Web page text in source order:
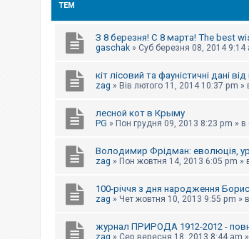
ТЕМ
З 8 березня! С 8 марта! The best
gaschak » Суб березня 08, 2014 9:14
кіт лісовий та фауністичні дані
zag » Вів лютого 11, 2014 10:37 pm »
лесной кот в Крыму
PG » Пон грудня 09, 2013 8:23 pm » в
Володимир Фрідман: еволюція,
zag » Пон жовтня 14, 2013 6:05 pm »
100-річчя з дня народження
zag » Чет жовтня 10, 2013 9:55 pm » в
журнал ПРИРОДА 1912-2012 -
zag » Сер вересня 18, 2013 8:44 am